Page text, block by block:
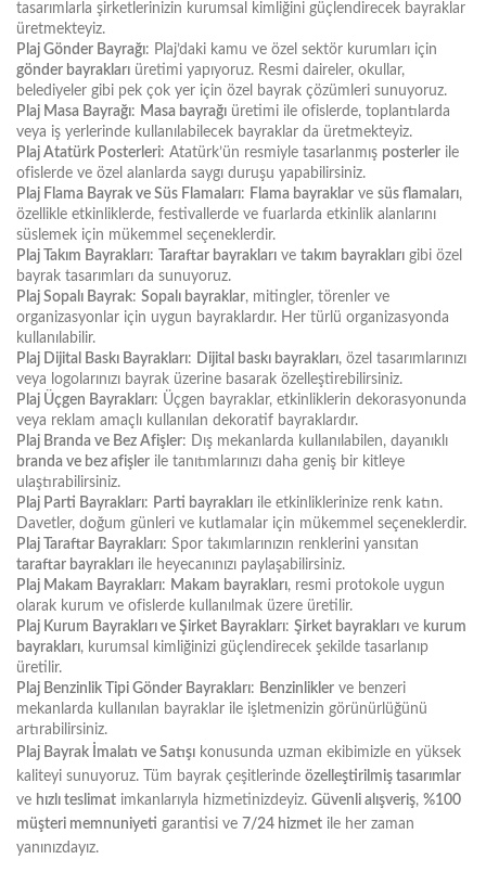
tasarımlarla şirketlerinizin kurumsal kimliğini güçlendirecek bayraklar
üretmekteyiz.
Plaj Gönder Bayrağı
gönder bayrakları üretimi yapıyoruz. Resmi daireler, okullar,
belediyeler gibi pek çok yer için özel bayrak çözümleri sunuyoruz.
Plaj Masa Bayrağı: Masa bayrağı üretimi ile ofislerde, toplantılarda
veya iş yerlerinde kullanılabilecek bayraklar da üretmekteyiz.
Plaj Atatürk Posterleri: Atatürk’ün resmiyle tasarlanmış posterler ile
ofislerde ve özel alanlarda saygı duruşu yapabilirsiniz.
Plaj Flama Bayrak ve Süs Flamaları: Flama bayraklar ve süs flamaları,
özellikle etkinliklerde, festivallerde ve fuarlarda etkinlik alanlarını
süslemek için mükemmel seçeneklerdir.
Plaj Takım Bayrakları: Taraftar bayrakları ve takım bayrakları gibi özel
bayrak tasarımları da sunuyoruz.
Plaj Sopalı Bayrak: Sopalı bayraklar, mitingler, törenler ve
organizasyonlar için uygun bayraklardır. Her türlü organizasyonda
kullanılabilir.
Plaj Dijital Baskı Bayrakları: Dijital baskı bayrakları, özel tasarımlarınızı
veya logolarınızı bayrak üzerine basarak özelleştirebilirsiniz.
Plaj Üçgen Bayrakları: Üçgen bayraklar, etkinliklerin dekorasyonunda
veya reklam amaçlı kullanılan dekoratif bayraklardır.
Plaj Branda ve Bez Afişler
branda ve bez afişler ile tanıtımlarınızı daha geniş bir kitleye
ulaştırabilirsiniz.
Plaj Parti Bayrakları: Parti bayrakları ile etkinliklerinize renk katın.
Davetler, doğum günleri ve kutlamalar için mükemmel seçeneklerdir.
Plaj Taraftar Bayrakları
taraftar bayrakları ile heyecanınızı paylaşabilirsiniz.
Plaj Makam Bayrakları: Makam bayrakları, resmi protokole uygun
olarak kurum ve ofislerde kullanılmak üzere üretilir.
Plaj Kurum Bayrakları ve Şirket Bayrakları: Şirket bayrakları ve kurum
bayrakları, kurumsal kimliğinizi güçlendirecek şekilde tasarlanıp
üretilir.
Plaj Benzinlik Tipi Gönder Bayrakları: Benzinlikler ve benzeri
mekanlarda kullanılan bayraklar ile işletmenizin görünürlüğünü
artırabilirsiniz.
Plaj Bayrak İmalatı ve Satışı konusunda uzman ekibimizle en yüksek
kaliteyi sunuyoruz. Tüm bayrak çeşitlerinde özelleştirilmiş tasarımlar
ve hızlı teslimat imkanlarıyla hizmetinizdeyiz. Güvenli alışveriş, %100
müşteri memnuniyeti garantisi ve 7/24 hizmet ile her zaman
yanınızdayız.